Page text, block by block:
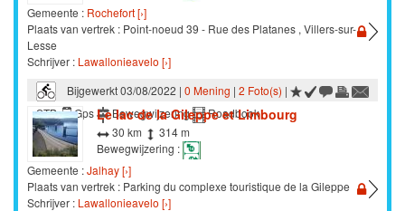
Gemeente : Rochefort [›]
Plaats van vertrek : Point-noeud 39 - Rue des Platanes , Villers-sur-
Lesse
Schrijver : Lawallonieavelo [›]
Bijgewerkt 03/08/2022 | 0 Mening | 2 Foto(s) |
STB
Gps Bewegwijzering Roadbook
Le lac de la Gileppe et Limbourg
30 km
314 m
Bewegwijzering :
Gemeente :Jalhay [›]
Plaats van vertrek : Parking du complexe touristique de la Gileppe
Schrijver : Lawallonieavelo [›]